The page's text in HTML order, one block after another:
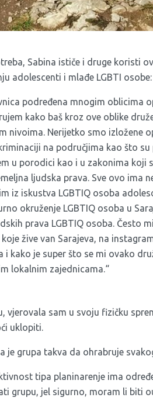
Sabina ističe i druge koristi
adolescenti i mlađe LGBTI osobe:
podređena mnogim oblicima
kako baš kroz ove oblike
nivoima. Nerijetko smo izložene
na područjima kao što su
u porodici kao i u zakonima koji
ljudska prava. Sve ovo ima
iz iskustva LGBTIQ osoba
okruženje LGBTIQ osoba u
prava LGBTIQ osoba. Često
žive van Sarajeva, na
kako je super što se mi ovako
lokalnim zajednicama.“
vjerovala sam u svoju fizičku
uklopiti.
je grupa takva da ohrabruje
tipa planinarenje ima
grupu, jel sigurno, moram li biti